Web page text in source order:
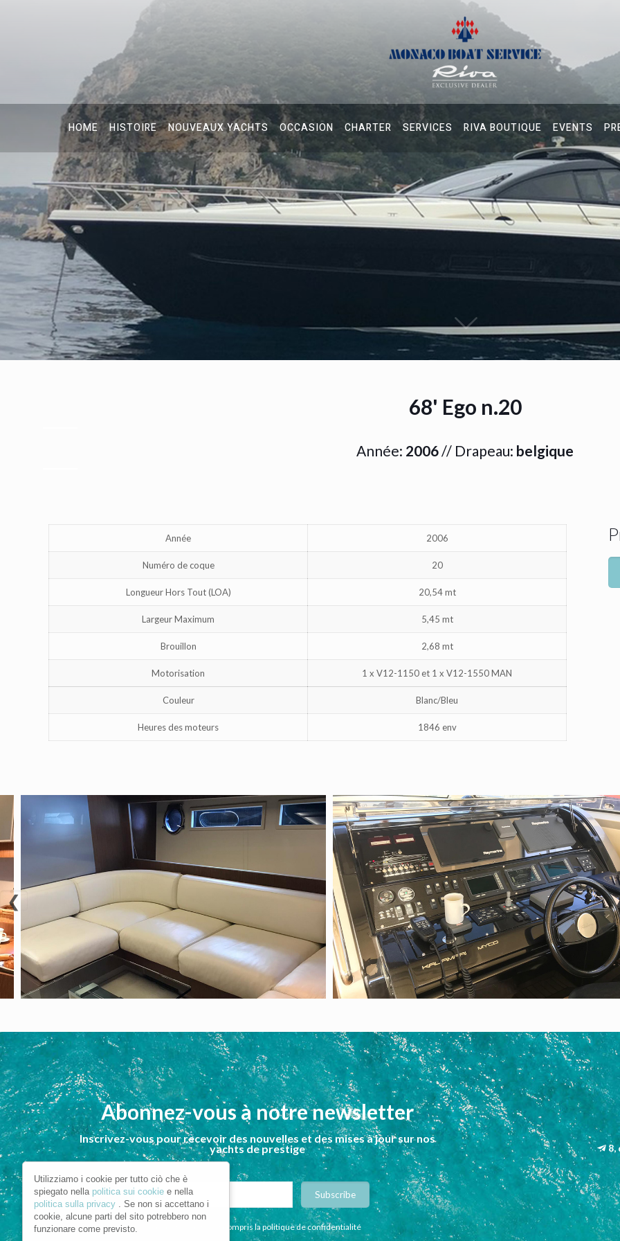
HOME HISTOIRE NOUVEAUX YACHTS OCCASION CHARTER SERVICES RIVA BOUTIQUE EVENTS
68' Ego n.20
Année: 2006// Drapeau: belgique
Année 2006
Numéro de coque 20
Longueur Hors Tout (LOA) 20,54 mt
Largeur Maximum 5,45 mt
Brouillon 2,68 mt
Motorisation 1 x V12-1150 et 1 x V12-1550 MAN
Couleur Blanc/Bleu
Heures des moteurs 1846 env
❮
Abonnez-vous à notre newsletter
Inscrivez-vous pour recevoir des nouvelles et des mises à jour sur nos
yachts de prestige
Je déclare avoir lu et compris la politique de confidentialité
8,
Utilizziamo i cookie per tutto ciò che è
spiegato nella politica sui cookie e nella
politica sulla privacy . Se non si accettano i
cookie, alcune parti del sito potrebbero non
funzionare come previsto.